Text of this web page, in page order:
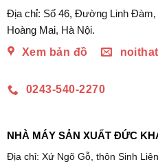
Địa chỉ: Số 46, Đường Linh Đàm,
Hoàng Mai, Hà Nội.
Xem bản đồ
0243-540-2270
NHÀ MÁY SẢN XUẤT ĐỨC
Địa chỉ: Xứ Ngõ Gỗ, thôn Sinh